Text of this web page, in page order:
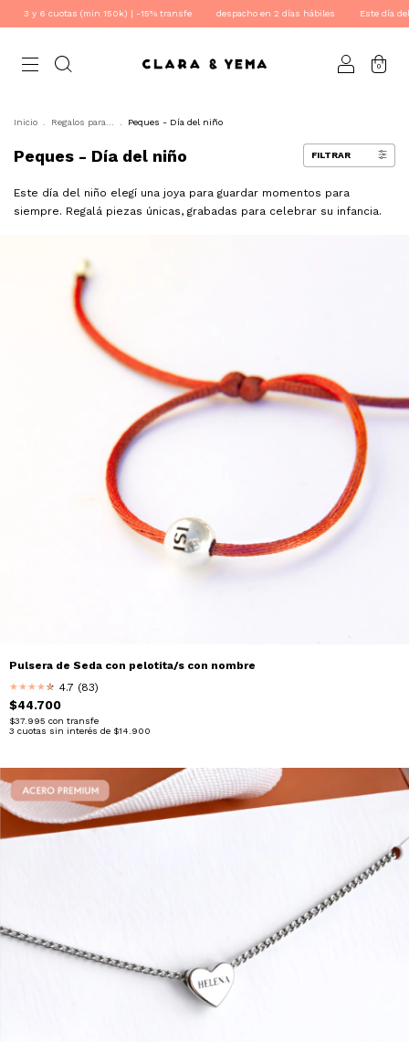
| -15% transfe despacho en 2 días hábiles Este día del niño: SU PRIMERA JOYA
0
Inicio Regalos para... Peques - Día del niño
Peques - Día del niño FILTRAR
Este día del niño elegí una joya para guardar momentos para
siempre. Regalá piezas únicas, grabadas para celebrar su infancia.
Pulsera de Seda con pelotita/s con nombre
★★★★★
★ 4.7 (83)
$44.700
$37.995 con transfe
3 cuotas sin interés de $14.900